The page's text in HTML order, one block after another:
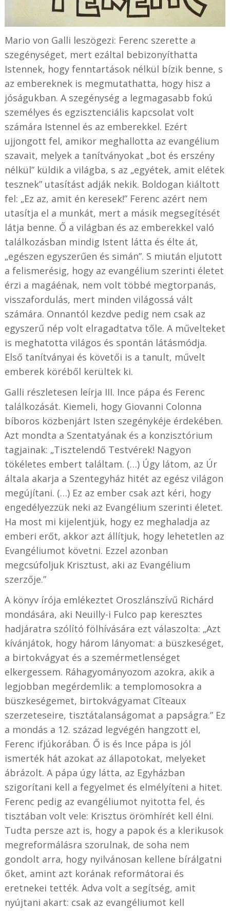
Mario von Galli leszögezi: Ferenc szerette a
szegénységet, mert ezáltal bebizonyíthatta
Istennek, hogy fenntartások nélkül bízik benne, s
az embereknek is megmutathatta, hogy hisz a
jóságukban. A szegénység a legmagasabb fokú
személyes és egzisztenciális kapcsolat volt
számára Istennel és az emberekkel. Ezért
ujjongott fel, amikor meghallotta az evangélium
szavait, melyek a tanítványokat „bot és erszény
nélkül” küldik a világba, s az „egyétek, amit elétek
tesznek” utasítást adják nekik. Boldogan kiáltott
fel: „Ez az, amit én keresek!” Ferenc azért nem
utasítja el a munkát, mert a másik megsegítését
látja benne. Ő a világban és az emberekkel való
találkozásban mindig Istent látta és élte át,
„egészen egyszerűen és simán”. S miután eljutott
a felismerésig, hogy az evangélium szerinti életet
érzi a magáénak, nem volt többé megtorpanás,
visszafordulás, mert minden világossá vált
számára. Onnantól kezdve pedig nem csak az
egyszerű nép volt elragadtatva tőle. A művelteket
is meghatotta világos és spontán látásmódja.
Első tanítványai és követői is a tanult, művelt
emberek köréből kerültek ki.
Galli részletesen leírja III. Ince pápa és Ferenc
találkozását. Kiemeli, hogy Giovanni Colonna
bíboros közbenjárt Isten szegénykéje érdekében.
Azt mondta a Szentatyának és a konzisztórium
tagjainak: „Tisztelendő Testvérek! Nagyon
tökéletes embert találtam. (…) Úgy látom, az Úr
általa akarja a Szentegyház hitét az egész világon
megújítani. (…) Ez az ember csak azt kéri, hogy
engedélyezzük neki az Evangélium szerinti életet.
Ha most mi kijelentjük, hogy ez meghaladja az
emberi erőt, akkor azt állítjuk, hogy lehetetlen az
Evangéliumot követni. Ezzel azonban
megcsúfoljuk Krisztust, aki az Evangélium
szerzője.”
A könyv írója emlékeztet Oroszlánszívű Richárd
mondására, aki Neuilly-i Fulco pap keresztes
hadjáratra szólító fölhívására ezt válaszolta: „Azt
kívánjátok, hogy három lányomat: a büszkeséget,
a birtokvágyat és a szemérmetlenséget
elkergessem. Ráhagyományozom azokra, akik a
legjobban megérdemlik: a templomosokra a
büszkeségemet, birtokvágyamat Cîteaux
szerzeteseire, tisztátalanságomat a papságra.” Ez
a mondás a 12. század legvégén hangzott el,
Ferenc ifjúkorában. Ő is és Ince pápa is jól
ismerték hát azokat az állapotokat, melyeket
ábrázolt. A pápa úgy látta, az Egyházban
szigorítani kell a fegyelmet és elmélyíteni a hitet.
Ferenc pedig az evangéliumot nyitotta fel, és
tisztában volt vele: Krisztus örömhírét kell élni.
Tudta persze azt is, hogy a papok és a klerikusok
megreformálásra szorulnak, de soha nem
gondolt arra, hogy nyilvánosan kellene bírálgatni
őket, amint azt korának reformátorai és
eretnekei tették. Adva volt a segítség, amit
nyújtani akart: csak az evangéliumot kell